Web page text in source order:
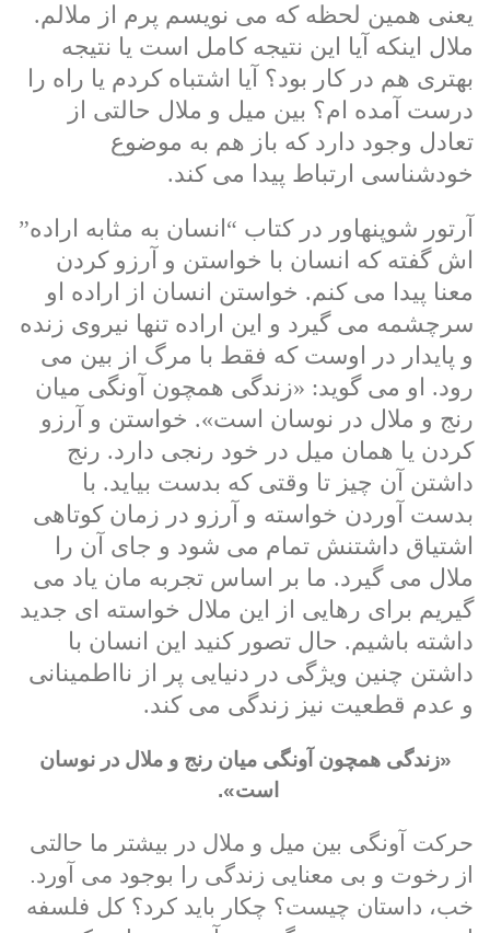
یعنی همین لحظه که می نویسم پرم از ملالم.
ملال اینکه آیا این نتیجه کامل است یا نتیجه
بهتری هم در کار بود؟ آیا اشتباه کردم یا راه را
درست آمده ام؟ بین میل و ملال حالتی از
تعادل وجود دارد که باز هم به موضوع
خودشناسی ارتباط پیدا می کند.
آرتور شوپنهاور در کتاب “انسان به مثابه اراده”
اش گفته که انسان با خواستن و آرزو کردن
معنا پیدا می کنم. خواستن انسان از اراده او
سرچشمه می گیرد و این اراده تنها نیروی زنده
و پایدار در اوست که فقط با مرگ از بین می
رود. او می گوید: «زندگی همچون آونگی میان
رنج و ملال در نوسان است». خواستن و آرزو
کردن یا همان میل در خود رنجی دارد. رنج
داشتن آن چیز تا وقتی که بدست بیاید. با
بدست آوردن خواسته و آرزو در زمان کوتاهی
اشتیاق داشتنش تمام می شود و جای آن را
ملال می گیرد. ما بر اساس تجربه مان یاد می
گیریم برای رهایی از این ملال خواسته ای جدید
داشته باشیم. حال تصور کنید این انسان با
داشتن چنین ویژگی در دنیایی پر از نااطمینانی
و عدم قطعیت نیز زندگی می کند.
«زندگی همچون آونگی میان رنج و ملال در نوسان
است».
حرکت آونگی بین میل و ملال در بیشتر ما حالتی
از رخوت و بی معنایی زندگی را بوجود می آورد.
خب، داستان چیست؟ چکار باید کرد؟ کل فلسفه